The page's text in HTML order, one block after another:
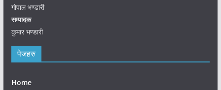
गोपाल भण्डारी
सम्पादक
कुमार भण्डारी
पेजहरु
Home